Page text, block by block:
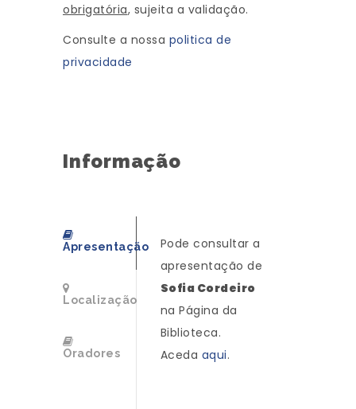
obrigatória, sujeita a validação.
Consulte a nossa politica de
privacidade
Informação
Apresentação
Localização
Oradores
Pode consultar a
apresentação de
Sofia Cordeiro
na Página da
Biblioteca.
Aceda aqui.